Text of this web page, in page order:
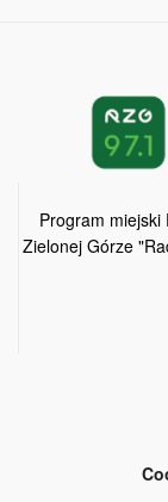
Program miejski
Zielonej Górze